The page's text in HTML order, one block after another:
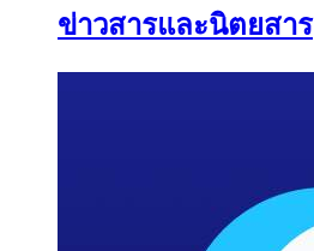
ข่าวสารและนิตยสาร